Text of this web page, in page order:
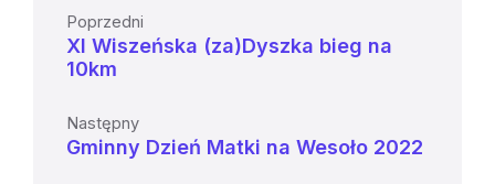
Poprzedni
XI Wiszeńska (za)Dyszka bieg na
10km
Następny
Gminny Dzień Matki na Wesoło 2022